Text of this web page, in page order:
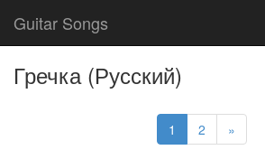
Guitar Songs
Гречка (Русский)
1 2 »